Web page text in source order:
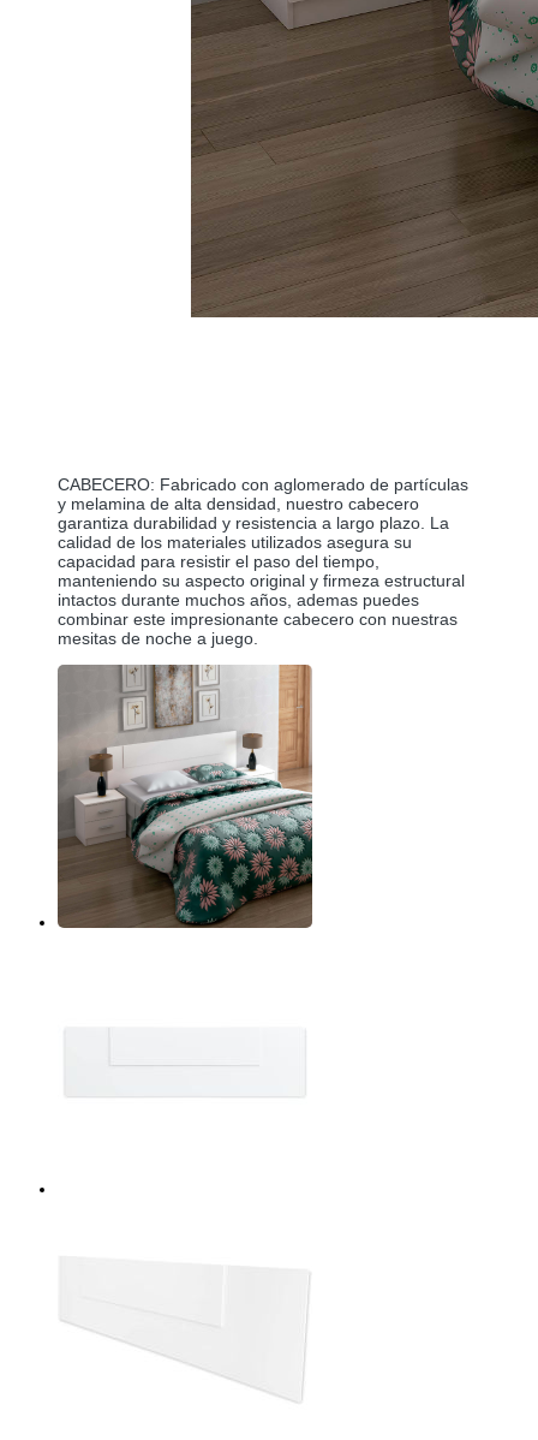
CABECERO: Fabricado con aglomerado de partículas
y melamina de alta densidad, nuestro cabecero
garantiza durabilidad y resistencia a largo plazo. La
calidad de los materiales utilizados asegura su
capacidad para resistir el paso del tiempo,
manteniendo su aspecto original y firmeza estructural
intactos durante muchos años, ademas puedes
combinar este impresionante cabecero con nuestras
mesitas de noche a juego.